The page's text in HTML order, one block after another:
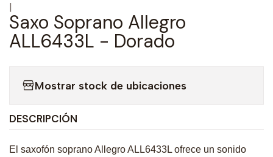
|
Saxo Soprano Allegro
ALL6433L - Dorado
Mostrar stock de ubicaciones
DESCRIPCIÓN
El saxofón soprano Allegro ALL6433L ofrece un sonido